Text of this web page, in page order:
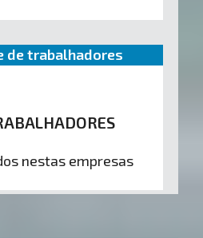
de trabalhadores
nestas empresas